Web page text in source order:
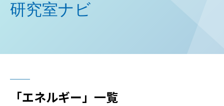
研究室ナビ
「エネルギー」一覧